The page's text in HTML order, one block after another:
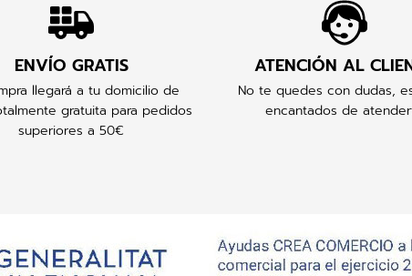
ENVÍO GRATIS
llegará a tu domicilio de
gratuita para pedidos
superiores a 50€
ATENCIÓN AL
No te quedes con dudas,
encantados de